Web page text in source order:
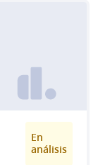
En
análisis